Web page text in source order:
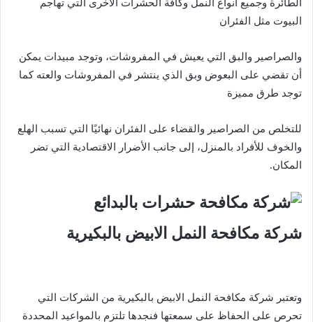
الطائرة وجميع أنواع النمل وكافة الحشرات الأخرى التي تهاجم
البيوت مثل الفئران
والصراصير والبق التي يعيش في المفروشات، وتوجد مبيدات يمكن
أن تقضي على البعوض وبق الذي ينتشر في المفروشات والعته كما
توجد طرق مميزة
للتخلص من الصراصير والقضاء على الفئران نهائيًا التي تسبب الهلع
والخوف للأفراد بالمنزل، إلى جانب الأضرار الاقتصادية التي تضر
المكان.
شركة مكافحة النمل الابيض بالبكيرية
وتعتبر شركة مكافحة النمل الابيض بالبكيرية من الشركات التي
تحرص على الحفاظ على سمعتها فنجدها تلتزم بالمواعيد المحددة